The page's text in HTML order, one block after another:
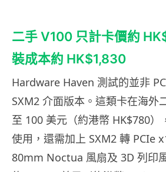
二手 V100 只計卡價約
裝成本約 HK$1,830
Hardware Haven 測試的並非
SXM2 介面版本。這類卡在海外
至 100 美元（約港幣 HK$780）
使用，還需加上 SXM2 轉 PCIe
80mm Noctua 風扇及 3D 列印